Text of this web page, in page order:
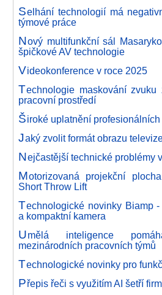
Selhání technologií má
týmové práce
Nový multifunkční sál
špičkové AV technologie
Videokonference v roce 2025
Technologie maskování zvuku
pracovní prostředí
Široké uplatnění
Jaký zvolit formát obrazu
Nejčastější technické problémy
Motorizovaná projekční
Short Throw Lift
Technologické novinky Biamp
a kompaktní kamera
Umělá inteligence
mezinárodních pracovních týmů
Technologické novinky pro
Přepis řeči s využitím AI šetří